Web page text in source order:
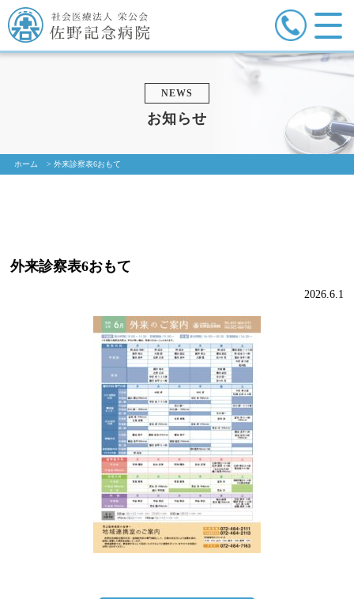
NEWS
お知らせ
ホーム >外来診察表6おもて
外来診察表6おもて
2026.6.1